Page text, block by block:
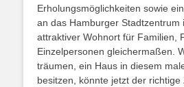
Erholungsmöglichkeiten sowie
an das Hamburger Stadtzentrum
attraktiver Wohnort für Familien,
Einzelpersonen gleichermaßen.
träumen, ein Haus in diesem
besitzen, könnte jetzt der richtige